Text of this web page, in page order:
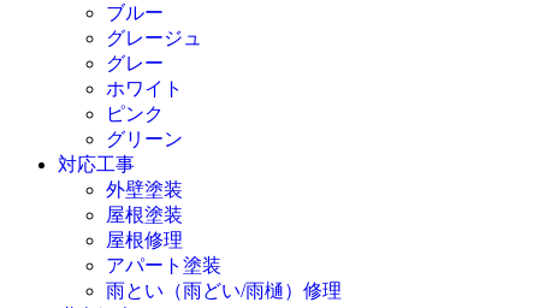
ブルー
グレージュ
グレー
ホワイト
ピンク
グリーン
対応工事
外壁塗装
屋根塗装
屋根修理
アパート塗装
雨とい（雨どい/雨樋）修理